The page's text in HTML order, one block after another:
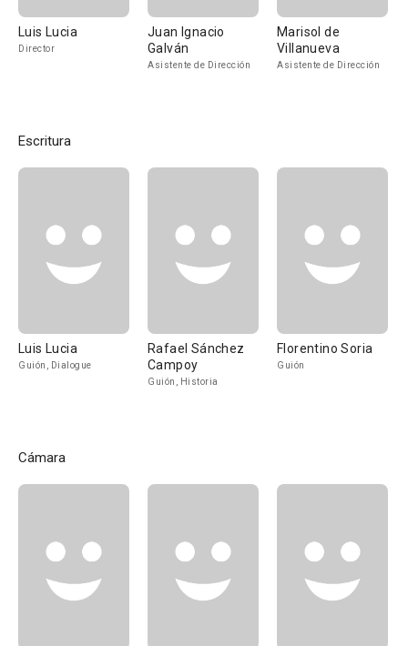
Luis Lucia
Director
Juan Ignacio
Galván
Asistente de Dirección
Marisol de
Villanueva
Asistente de Dirección
Escritura
Luis Lucia
Guión, Dialogue
Rafael Sánchez
Campoy
Guión, Historia
Florentino Soria
Guión
Cámara